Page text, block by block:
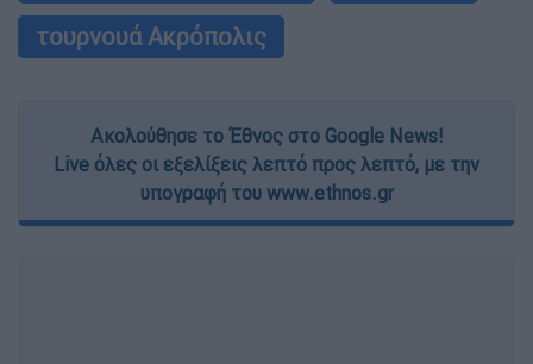
τουρνουά Ακρόπολις
Ακολούθησε το Έθνος στο Google News!
Live όλες οι εξελίξεις λεπτό προς λεπτό, με την
υπογραφή του www.ethnos.gr